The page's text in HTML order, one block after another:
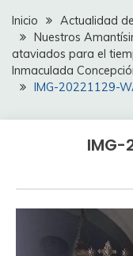
Inicio
Actualidad
Nuestros
ataviados para el
Inmaculada
IMG-20221129-
IMG-